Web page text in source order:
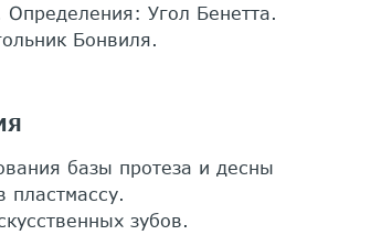
Определения: Угол Бенетта.
Бонвиля.
базы протеза и десны
пластмассу.
зубов.